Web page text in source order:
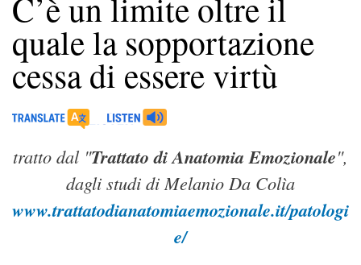
quale la sopportazione
cessa di essere virtù
tratto dal "Trattato di Anatomia Emozionale",
dagli studi di Melanio Da Colìa
www.trattatodianatomiaemozionale.it/patologi
e/